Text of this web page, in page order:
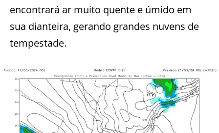
encontrará ar muito quente e úmido em
sua dianteira, gerando grandes nuvens de
tempestade.